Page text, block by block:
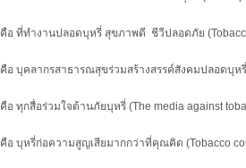
คือ ที่ทำงานปลอดบุหรี่ สุขภาพดี ชีวีปลอดภัย
คือ บุคลากรสาธารณสุขร่วมสร้างสรรค์สังคมปลอดบุห
คือ ทุกสื่อร่วมใจต้านภัยบุหรี่ (The media against
คือ บุหรี่ก่อความสูญเสียมากกว่าที่คุณคิด (Tobacco